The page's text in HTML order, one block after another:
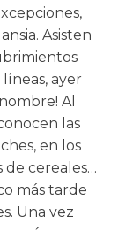
Asisten
líneas, ayer
Al
las
en los
de cereales…
más tarde
Una vez